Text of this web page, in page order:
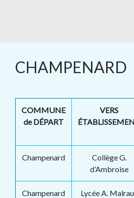
CHAMPENARD
COMMUNE
de DÉPART
VERS
Champenard
Collège G.
d’Ambroise
Champenard Lycée A.